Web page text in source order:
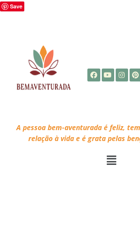
Save
A pessoa bem-aventurada é feliz,
relação à vida e é grata pelas